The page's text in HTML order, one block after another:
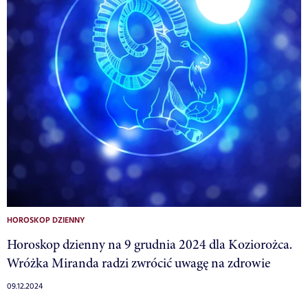
HOROSKOP DZIENNY
Horoskop dzienny na 9 grudnia 2024 dla Koziorożca.
Wróżka Miranda radzi zwrócić uwagę na zdrowie
09.12.2024